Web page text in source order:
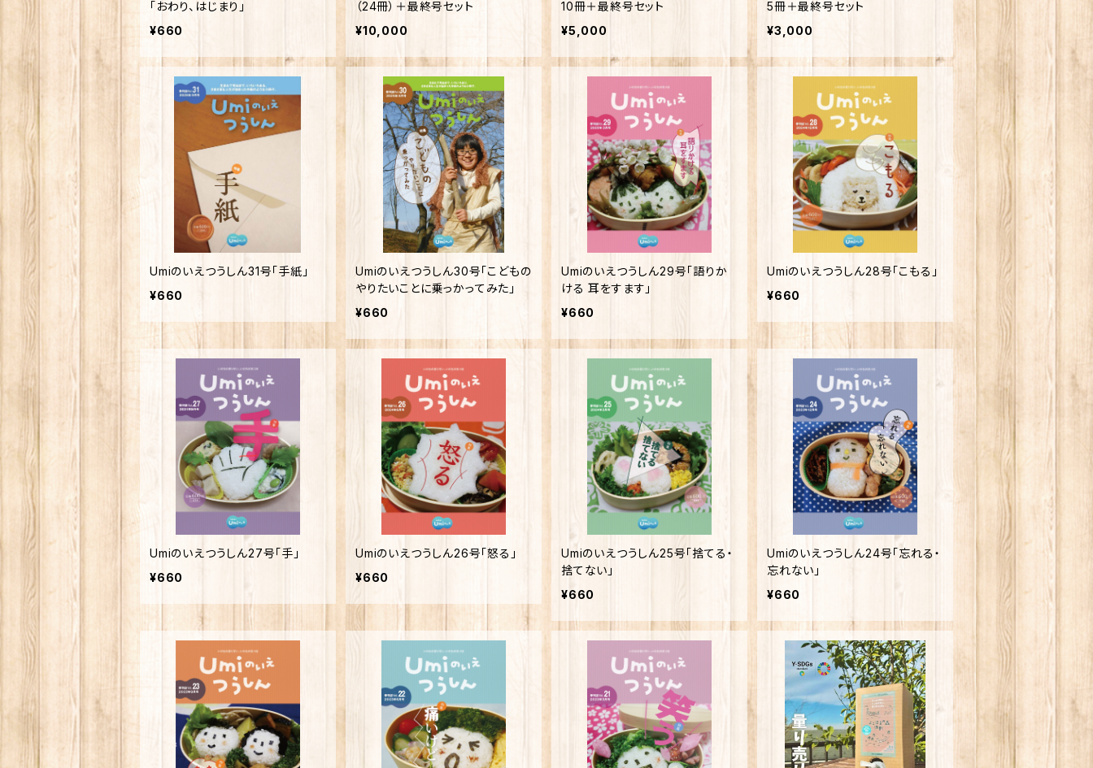
「おわり、はじまり」
¥660
（24冊）＋最終号セット
¥10,000
10冊＋最終号セット
¥5,000
5冊＋最終号セット
¥3,000
Umiのいえつうしん31号「手紙」
¥660
Umiのいえつうしん30号「こどもの
やりたいことに乗っかってみた」
¥660
Umiのいえつうしん29号「語りか
ける 耳をすます」
¥660
Umiのいえつうしん28号「こもる」
¥660
Umiのいえつうしん27号「手」
¥660
Umiのいえつうしん26号「怒る」
¥660
Umiのいえつうしん25号「捨てる・
捨てない」
¥660
Umiのいえつうしん24号「忘れる・
忘れない」
¥660